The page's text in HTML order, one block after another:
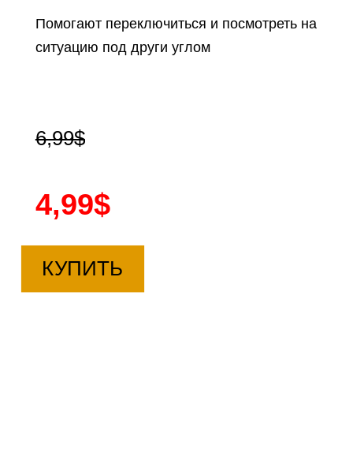
Помогают переключиться и посмотреть на
ситуацию под други углом
6,99$
4,99$
КУПИТЬ